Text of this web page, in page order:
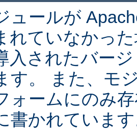
ュールが
れていなかっ
入されたバー
す。 また、モ
ォームにのみ
書かれていま